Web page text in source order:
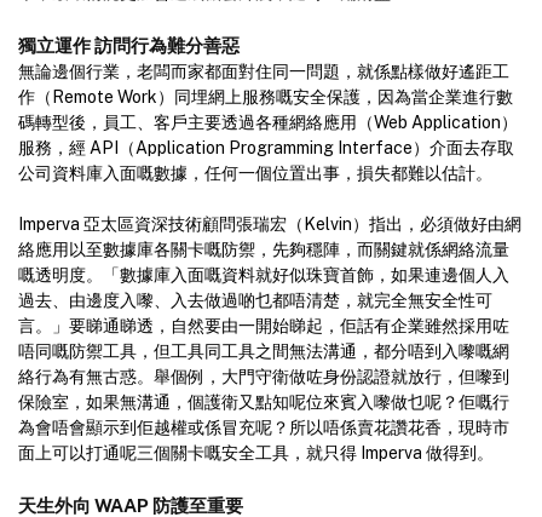
獨立運作 訪問行為難分善惡
無論邊個行業，老闆而家都面對住同一問題，就係點樣做好遙距工
作（Remote Work）同埋網上服務嘅安全保護，因為當企業進行數
碼轉型後，員工、客戶主要透過各種網絡應用（Web Application）
服務，經 API（Application Programming Interface）介面去存取
公司資料庫入面嘅數據，任何一個位置出事，損失都難以估計。
Imperva 亞太區資深技術顧問張瑞宏（Kelvin）指出，必須做好由網
絡應用以至數據庫各關卡嘅防禦，先夠穩陣，而關鍵就係網絡流量
嘅透明度。「數據庫入面嘅資料就好似珠寶首飾，如果連邊個人入
過去、由邊度入嚟、入去做過啲乜都唔清楚，就完全無安全性可
言。」要睇通睇透，自然要由一開始睇起，佢話有企業雖然採用咗
唔同嘅防禦工具，但工具同工具之間無法溝通，都分唔到入嚟嘅網
絡行為有無古惑。舉個例，大門守衛做咗身份認證就放行，但嚟到
保險室，如果無溝通，個護衛又點知呢位來賓入嚟做乜呢？佢嘅行
為會唔會顯示到佢越權或係冒充呢？所以唔係賣花讚花香，現時市
面上可以打通呢三個關卡嘅安全工具，就只得 Imperva 做得到。
天生外向 WAAP 防護至重要